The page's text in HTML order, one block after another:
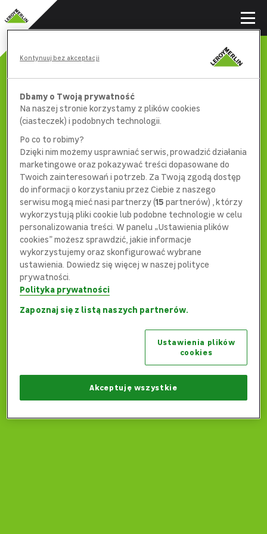
404
Ups... Coś poszło nie tak...
Czy możemy wrócić na stronę główną?
Wróć na stronę główną
Dbamy o Twoją prywatność
Na naszej stronie korzystamy z plików cookies
(ciasteczek) i podobnych technologii.
Po co to robimy?
Dzięki nim możemy usprawniać serwis, prowadzić działania
marketingowe oraz pokazywać treści dopasowane do
Twoich zainteresowań i potrzeb. Za Twoją zgodą dostęp
do informacji o korzystaniu przez Ciebie z naszego
serwisu mogą mieć nasi partnerzy (15 partnerów) , którzy
wykorzystują pliki cookie lub podobne technologie w celu
personalizowania treści. W panelu „Ustawienia plików
cookies” możesz sprawdzić, jakie informacje
wykorzystujemy oraz skonfigurować wybrane
ustawienia. Dowiedz się więcej w naszej polityce
prywatności.
Polityka prywatności
Zapoznaj się z listą naszych partnerów.
Ustawienia plików
cookies
Akceptuję wszystkie
Kontynuuj bez akceptacji